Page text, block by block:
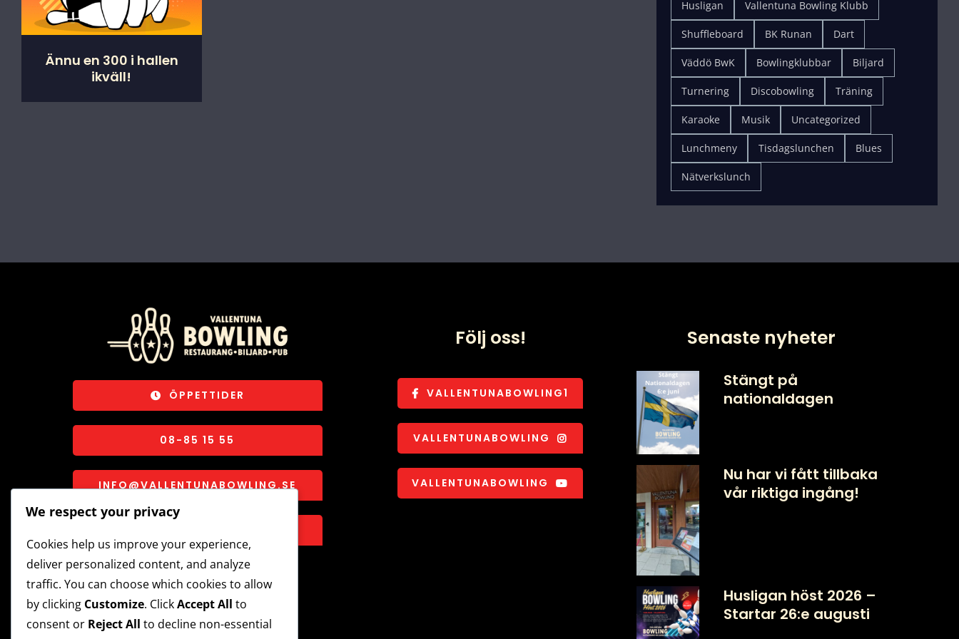
Ännu en 300 i hallen
ikväll!
Husligan Vallentuna Bowling Klubb
Shuffleboard BK Runan Dart
Väddö BwK Bowlingklubbar Biljard
Turnering Discobowling Träning
Karaoke Musik Uncategorized
Lunchmeny Tisdagslunchen Blues
Nätverkslunch
ÖPPETTIDER
08-85 15 55
INFO@VALLENTUNABOWLING.SE
Följ oss!
VALLENTUNABOWLING1
VALLENTUNABOWLING
VALLENTUNABOWLING
Senaste nyheter
Stängt på
nationaldagen
Nu har vi fått tillbaka
vår riktiga ingång!
Husligan höst 2026 –
Startar 26:e augusti
We respect your privacy
Cookies help us improve your experience,
deliver personalized content, and analyze
traffic. You can choose which cookies to allow
by clicking Customize. ClickAccept All to
consent or Reject All to decline non-essential